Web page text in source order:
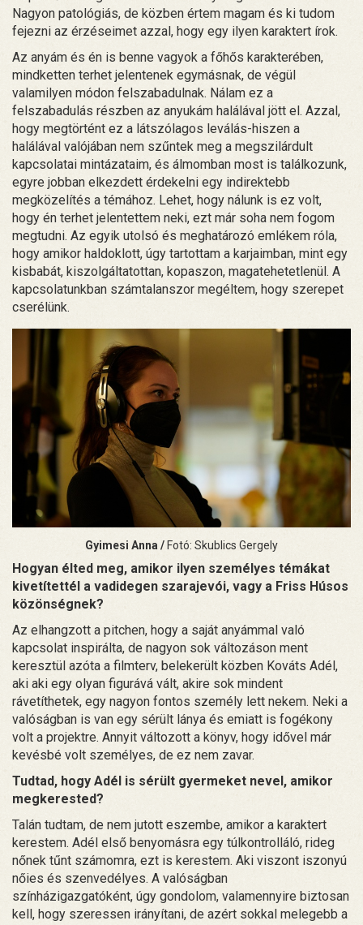
Nagyon patológiás, de közben értem magam és ki tudom
fejezni az érzéseimet azzal, hogy egy ilyen karaktert írok.
Az anyám és én is benne vagyok a főhős karakterében,
mindketten terhet jelentenek egymásnak, de végül
valamilyen módon felszabadulnak. Nálam ez a
felszabadulás részben az anyukám halálával jött el. Azzal,
hogy megtörtént ez a látszólagos leválás-hiszen a
halálával valójában nem szűntek meg a megszilárdult
kapcsolatai mintázataim, és álmomban most is találkozunk,
egyre jobban elkezdett érdekelni egy indirektebb
megközelítés a témához. Lehet, hogy nálunk is ez volt,
hogy én terhet jelentettem neki, ezt már soha nem fogom
megtudni. Az egyik utolsó és meghatározó emlékem róla,
hogy amikor haldoklott, úgy tartottam a karjaimban, mint egy
kisbabát, kiszolgáltatottan, kopaszon, magatehetetlenül. A
kapcsolatunkban számtalanszor megéltem, hogy szerepet
cserélünk.
Gyimesi Anna / Fotó: Skublics Gergely
Hogyan élted meg, amikor ilyen személyes témákat
kivetítettél a vadidegen szarajevói, vagy a Friss Húsos
közönségnek?
Az elhangzott a pitchen, hogy a saját anyámmal való
kapcsolat inspirálta, de nagyon sok változáson ment
keresztül azóta a filmterv, belekerült közben Kováts Adél,
aki aki egy olyan figurává vált, akire sok mindent
rávetíthetek, egy nagyon fontos személy lett nekem. Neki a
valóságban is van egy sérült lánya és emiatt is fogékony
volt a projektre. Annyit változott a könyv, hogy idővel már
kevésbé volt személyes, de ez nem zavar.
Tudtad, hogy Adél is sérült gyermeket nevel, amikor
megkerested?
Talán tudtam, de nem jutott eszembe, amikor a karaktert
kerestem. Adél első benyomásra egy túlkontrolláló, rideg
nőnek tűnt számomra, ezt is kerestem. Aki viszont iszonyú
nőies és szenvedélyes. A valóságban
színházigazgatóként, úgy gondolom, valamennyire biztosan
kell, hogy szeressen irányítani, de azért sokkal melegebb a